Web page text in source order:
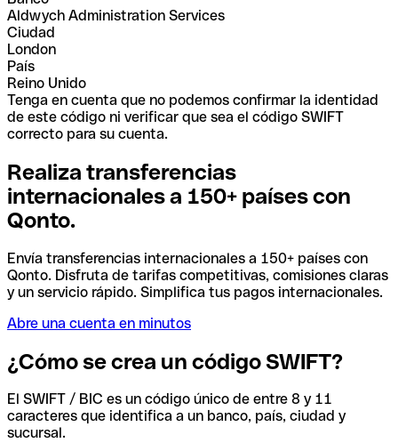
Aldwych Administration Services
Ciudad
London
País
Reino Unido
Tenga en cuenta que no podemos confirmar la identidad
de este código ni verificar que sea el código SWIFT
correcto para su cuenta.
Realiza transferencias
internacionales a 150+ países con
Qonto.
Envía transferencias internacionales a 150+ países con
Qonto. Disfruta de tarifas competitivas, comisiones claras
y un servicio rápido. Simplifica tus pagos internacionales.
Abre una cuenta en minutos
¿Cómo se crea un código SWIFT?
El SWIFT / BIC es un código único de entre 8 y 11
caracteres que identifica a un banco, país, ciudad y
sucursal.